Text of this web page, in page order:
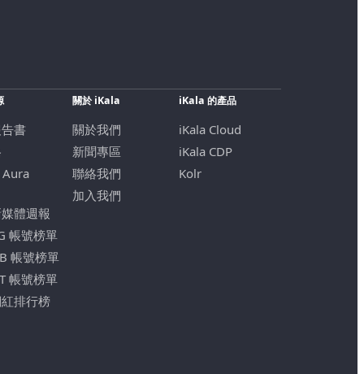
書
體週報
帳號榜單
帳號榜單
帳號榜單
排行榜
關於 iKala
關於我們
新聞專區
聯絡我們
加入我們
iKala 的產品
iKala Cloud
iKala CDP
Kolr